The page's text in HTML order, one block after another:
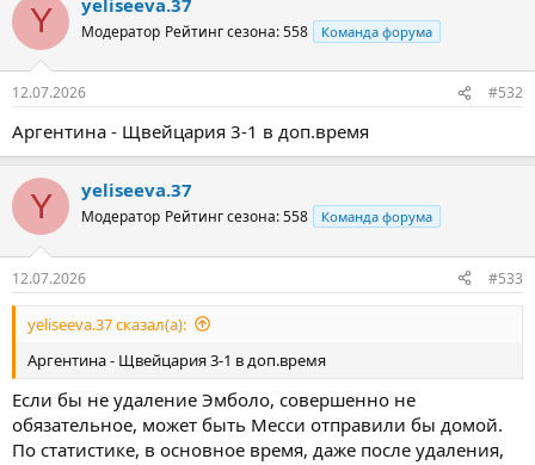
Y Модератор Рейтинг сезона: 558 Команда форума
12.07.2026 #532
Аргентина - Щвейцария 3-1 в доп.время
Y yeliseeva.37
Модератор Рейтинг сезона: 558 Команда форума
12.07.2026 #533
yeliseeva.37 сказал(а):
Аргентина - Щвейцария 3-1 в доп.время
Если бы не удаление Эмболо, совершенно не
обязательное, может быть Месси отправили бы домой.
По статистике, в основное время, даже после удаления,